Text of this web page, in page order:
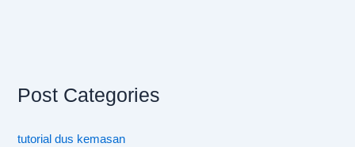
Post Categories
tutorial dus kemasan